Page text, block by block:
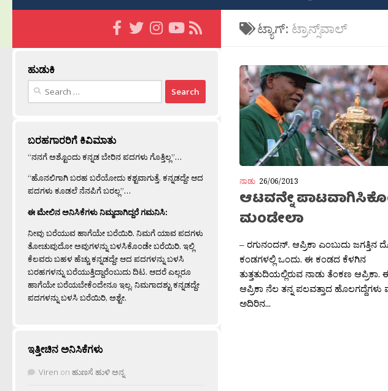
ಟ್ಯಾಗ್: ಟ್ರಾನ್ಸ್‌ವಾಲ್
ನಾಡು 26/06/2013
ಆಟವನ್ನೇ
ಮಂಡೇಲಾ
– ರಗುನಂದನ್. ಆಪ್ರಿಕಾ ಎಂಬುದು ಜಗತ್ತಿನ
ಕಂಡಗಳಲ್ಲಿ ಒಂದು. ಈ ಕಂಡದ ಕೆಳಗಿನ
ತುತ್ತತುದಿಯಲ್ಲಿರುವ ನಾಡು ತೆಂಕಣ
ಆಪ್ರಿಕಾ ನೆಲ ತನ್ನ ಪಲವತ್ತಾದ ಹೊಲಗದ್ದೆಗಳು
ಅದಿರಿನ...
ಹುಡುಕಿ
Search
ಬರಹಗಾರರಿಗೆ ಕಿವಿಮಾತು
“ನನಗೆ ಅಶ್ಟೊಂದು ಕನ್ನಡ ಬೇರಿನ ಪದಗಳು ಗೊತ್ತಿಲ್ಲ”…
“ಹೊನಲಿಗಾಗಿ ಬರಹ ಬರೆಯೋದು ಕಶ್ಟವಾಗುತ್ತೆ. ಕನ್ನಡದ್ದೇ ಆದ
ಪದಗಳು ಕೂಡಲೆ ನೆನಪಿಗೆ ಬರಲ್ಲ”…
ಈ ಮೇಲಿನ ಅನಿಸಿಕೆಗಳು ನಿಮ್ಮದಾಗಿದ್ದರೆ ಗಮನಿಸಿ:
ನೀವು ಬರೆಯುವ ಹಾಗೆಯೇ ಬರೆಯಿರಿ. ನಿಮಗೆ ಯಾವ ಪದಗಳು
ತೋಚುವುದೋ ಅವುಗಳನ್ನು ಬಳಸಿಕೊಂಡೇ ಬರೆಯಿರಿ. ಇಲ್ಲಿ
ಕೆಲವರು ಬಹಳ ಹೆಚ್ಚು ಕನ್ನಡದ್ದೇ ಆದ ಪದಗಳನ್ನು ಬಳಸಿ
ಬರಹಗಳನ್ನು ಬರೆಯುತ್ತಿದ್ದಾರೆಂಬುದು ದಿಟ. ಆದರೆ ಎಲ್ಲರೂ
ಹಾಗೆಯೇ ಬರೆಯಬೇಕೆಂದೇನೂ ಇಲ್ಲ. ನಿಮಗಾದಶ್ಟು ಕನ್ನಡದ್ದೇ
ಪದಗಳನ್ನು ಬಳಸಿ ಬರೆಯಿರಿ, ಅಶ್ಟೇ.
ಇತ್ತೀಚಿನ ಅನಿಸಿಕೆಗಳು
Viren on ಹುಣಸೆ ಹುಳಿ ಅನ್ನ